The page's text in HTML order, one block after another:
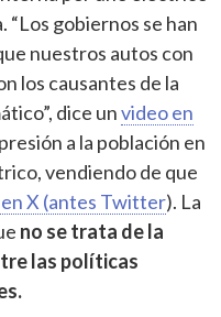
“Los gobiernos se han
nuestros autos con
los causantes de la
dice unvideo en
a la población en
vendiendo de que
X (antes Twitter). La
no se trata de la
las políticas